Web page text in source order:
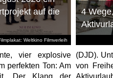
Weltkino Filmverleih
auf die
vier explosive
perfekten Ton: Am
4
(DJD).
von